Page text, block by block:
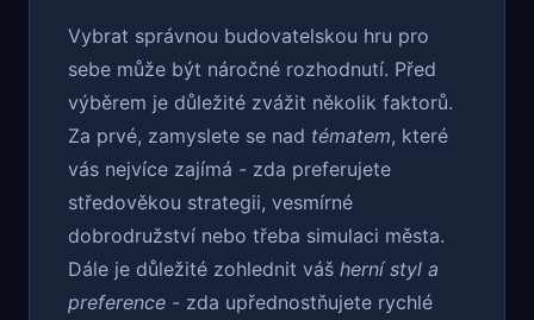
Vybrat správnou budovatelskou hru pro
sebe může být náročné rozhodnutí. Před
výběrem je důležité zvážit několik faktorů.
Za prvé, zamyslete se nad tématem, které
vás nejvíce zajímá - zda preferujete
středověkou strategii, vesmírné
dobrodružství nebo třeba simulaci města.
Dále je důležité zohlednit váš herní styl a
preference - zda upřednostňujete rychlé